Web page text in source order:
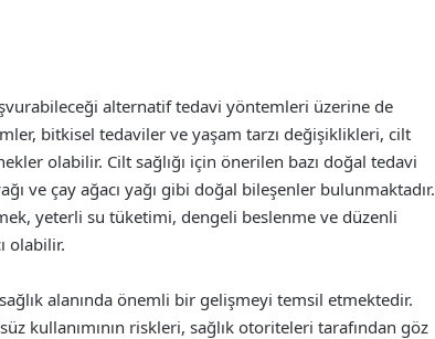
alternatif tedavi yöntemleri üzerine de
bitkisel tedaviler ve yaşam tarzı değişiklikleri, cilt
olabilir. Cilt sağlığı için önerilen bazı doğal tedavi
ve çay ağacı yağı gibi doğal bileşenler bulunmaktadır.
yeterli su tüketimi, dengeli beslenme ve düzenli
olabilir.
alanında önemli bir gelişmeyi temsil etmektedir.
kullanımının riskleri, sağlık otoriteleri tarafından göz